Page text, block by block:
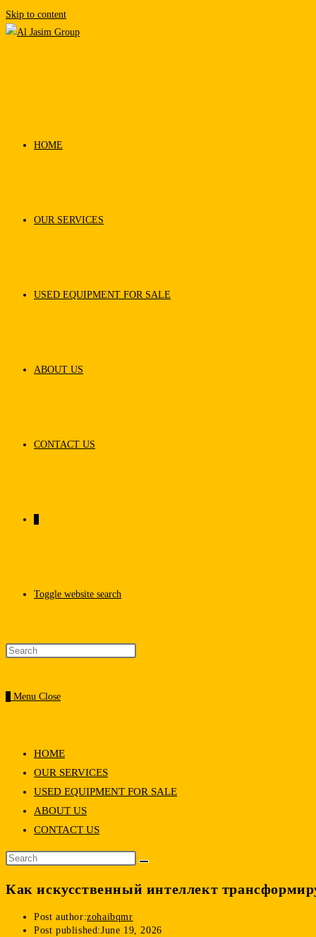
Skip to content
HOME
OUR SERVICES
USED EQUIPMENT FOR SALE
ABOUT US
CONTACT US
Toggle website search
Menu Close
HOME
OUR SERVICES
USED EQUIPMENT FOR SALE
ABOUT US
CONTACT US
Как искусственный интеллект
Post author:zohaibqmr
Post published:June 19, 2026